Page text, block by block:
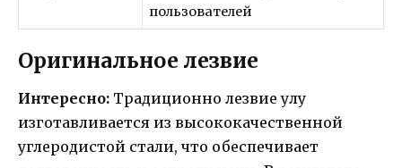
пользователей
Оригинальное лезвие
Интересно: Традиционно лезвие улу
изготавливается из высококачественной
углеродистой стали, что обеспечивает